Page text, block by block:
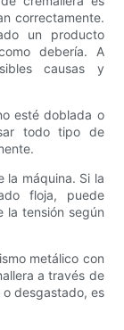
correctamente.
un producto
debería. A
causas y
esté doblada o
todo tipo de
la máquina. Si la
floja, puede
la tensión según
metálico con
a través de
desgastado, es